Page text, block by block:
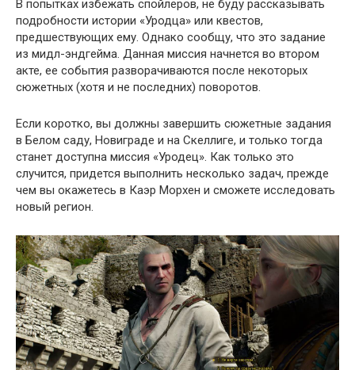
В попытках избежать спойлеров, не буду рассказывать
подробности истории «Уродца» или квестов,
предшествующих ему. Однако сообщу, что это задание
из мидл-эндгейма. Данная миссия начнется во втором
акте, ее события разворачиваются после некоторых
сюжетных (хотя и не последних) поворотов.
Если коротко, вы должны завершить сюжетные задания
в Белом саду, Новиграде и на Скеллиге, и только тогда
станет доступна миссия «Уродец». Как только это
случится, придется выполнить несколько задач, прежде
чем вы окажетесь в Каэр Морхен и сможете исследовать
новый регион.